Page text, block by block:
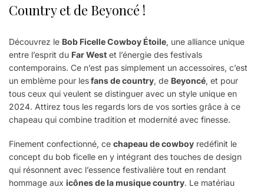
Country et de Beyoncé !
Découvrez le Bob Ficelle Cowboy Étoile, une alliance unique
entre l’esprit du Far West et l’énergie des festivals
contemporains. Ce n’est pas simplement un accessoires, c’est
un emblème pour lesfans de country, de Beyoncé, et pour
tous ceux qui veulent se distinguer avec un style unique en
2024. Attirez tous les regards lors de vos sorties grâce à ce
chapeau qui combine tradition et modernité avec finesse.
Finement confectionné, ce chapeau de cowboy redéfinit le
concept du bob ficelle en y intégrant des touches de design
qui résonnent avec l’essence festivalière tout en rendant
hommage aux icônes de la musique country. Le matériau